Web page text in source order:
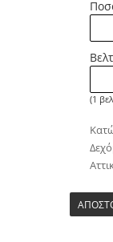
(1